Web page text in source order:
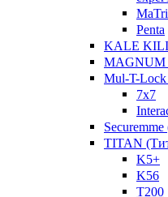
Penta
KALE
Mul-T-
7x7
TITAN
K5+
K56
T200